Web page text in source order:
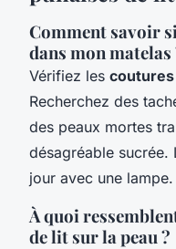
Comment savoir
dans mon matelas
Vérifiez les
Recherchez des
des peaux mortes
désagréable
jour avec une lampe.
À quoi
de lit sur la peau ?